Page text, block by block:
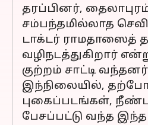
தரப்பினர், தைலாபுரம்
சம்பந்தமில்லாத
டாக்டர் ராமதாஸைத்
வழிநடத்துகிறார்
குற்றம் சாட்டி
இந்நிலையில்,
புகைப்படங்கள்,
பேசப்பட்டு வந்த